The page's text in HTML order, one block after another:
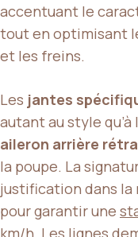
accentuant le
tout en optimisant
et les freins.
Les jantes
autant au style
aileron arrière
la poupe. La
justification dans la
pour garantir une
km/h. Les lignes